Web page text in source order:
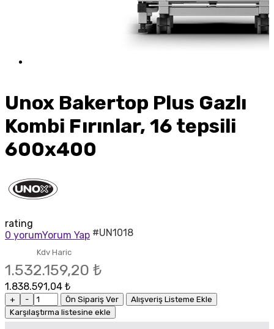
Unox Bakertop Plus Gazlı
Kombi Fırınlar, 16 tepsili
600x400
rating
0 yorumYorum Yap #UN1018
Kdv Haric
1.532.159,20 ₺
1.838.591,04 ₺
+ - Ön Sipariş Ver
Alışveriş Listeme Ekle
Karşılaştırma listesine ekle